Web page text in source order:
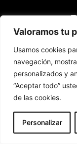
Valoramos tu
Usamos cookies
navegación,
personalizados y
“Aceptar todo”
de las cookies.
Personalizar